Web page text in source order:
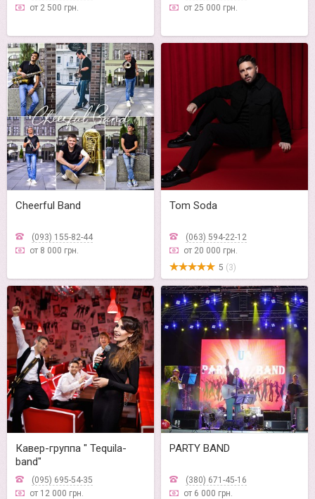
от 2 500 грн.
от 25 000 грн.
Cheerful Band
(093) 155-82-44
от 8 000 грн.
Tom Soda
(063) 594-22-12
от 20 000 грн.
5 (3)
Кавер-группа " Tequila-
band"
(095) 695-54-35
от 12 000 грн.
PARTY BAND
(380) 671-45-16
от 6 000 грн.